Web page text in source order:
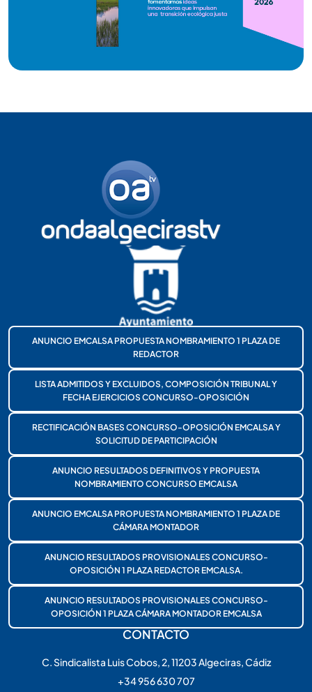
ANUNCIO EMCALSA PROPUESTA NOMBRAMIENTO 1 PLAZA DE
REDACTOR
LISTA ADMITIDOS Y EXCLUIDOS, COMPOSICIÓN TRIBUNAL Y
FECHA EJERCICIOS CONCURSO-OPOSICIÓN
RECTIFICACIÓN BASES CONCURSO-OPOSICIÓN EMCALSA Y
SOLICITUD DE PARTICIPACIÓN
ANUNCIO RESULTADOS DEFINITIVOS Y PROPUESTA
NOMBRAMIENTO CONCURSO EMCALSA
ANUNCIO EMCALSA PROPUESTA NOMBRAMIENTO 1 PLAZA DE
CÁMARA MONTADOR
ANUNCIO RESULTADOS PROVISIONALES CONCURSO-
OPOSICIÓN 1 PLAZA REDACTOR EMCALSA.
ANUNCIO RESULTADOS PROVISIONALES CONCURSO-
OPOSICIÓN 1 PLAZA CÁMARA MONTADOR EMCALSA
CONTACTO
C. Sindicalista Luis Cobos, 2, 11203 Algeciras, Cádiz
+34 956 630 707